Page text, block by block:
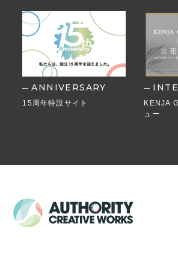
ANNIVERSARY
15周年特設サイト
KENJA
ュー